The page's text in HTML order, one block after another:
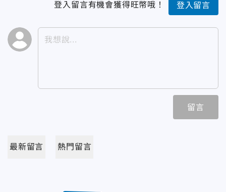
登入留言有機會獲得旺幣哦！ 登入留言
留言
最新留言 熱門留言